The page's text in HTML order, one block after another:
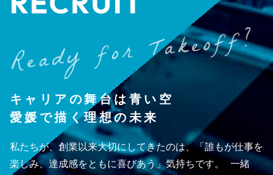
キャリアの舞台は青い空
愛媛で描く理想の未来
私たちが、創業以来大切にしてきたのは、「誰もが仕事を
楽しみ、達成感をともに喜びあう」気持ちです。 一緒